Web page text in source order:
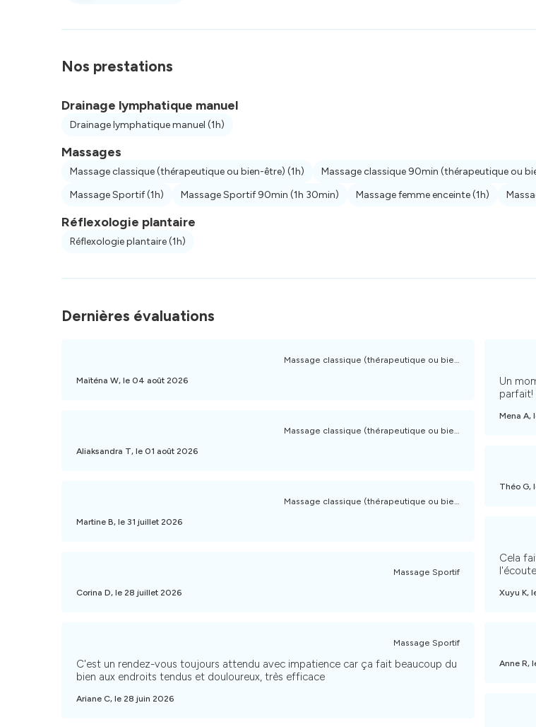
Nos prestations
Drainage lymphatique manuel
Drainage lymphatique manuel (1h)
Massages
Massage classique (thérapeutique ou bien-être) (1h) Massage classique 90min (thérapeutique ou
Massage Sportif(1h) Massage Sportif 90min (1h 30min) Massage femme enceinte(1h)
Réflexologie plantaire
Réflexologie plantaire(1h)
Dernières évaluations
Massage classique (thérapeutique ou bien-être)
Maïténa W, le 04 août 2026
Massage classique (thérapeutique ou bien-être)
Aliaksandra T, le 01 août 2026
Massage classique (thérapeutique ou bien-être)
Martine B, le 31 juillet 2026
Massage Sportif
Corina D, le 28 juillet 2026
Massage Sportif
C'est un rendez-vous toujours attendu avec impatience car ça fait beaucoup du
bien aux endroits tendus et douloureux, très efficace
Ariane C, le 28 juin 2026
Un
parfait!
Cela